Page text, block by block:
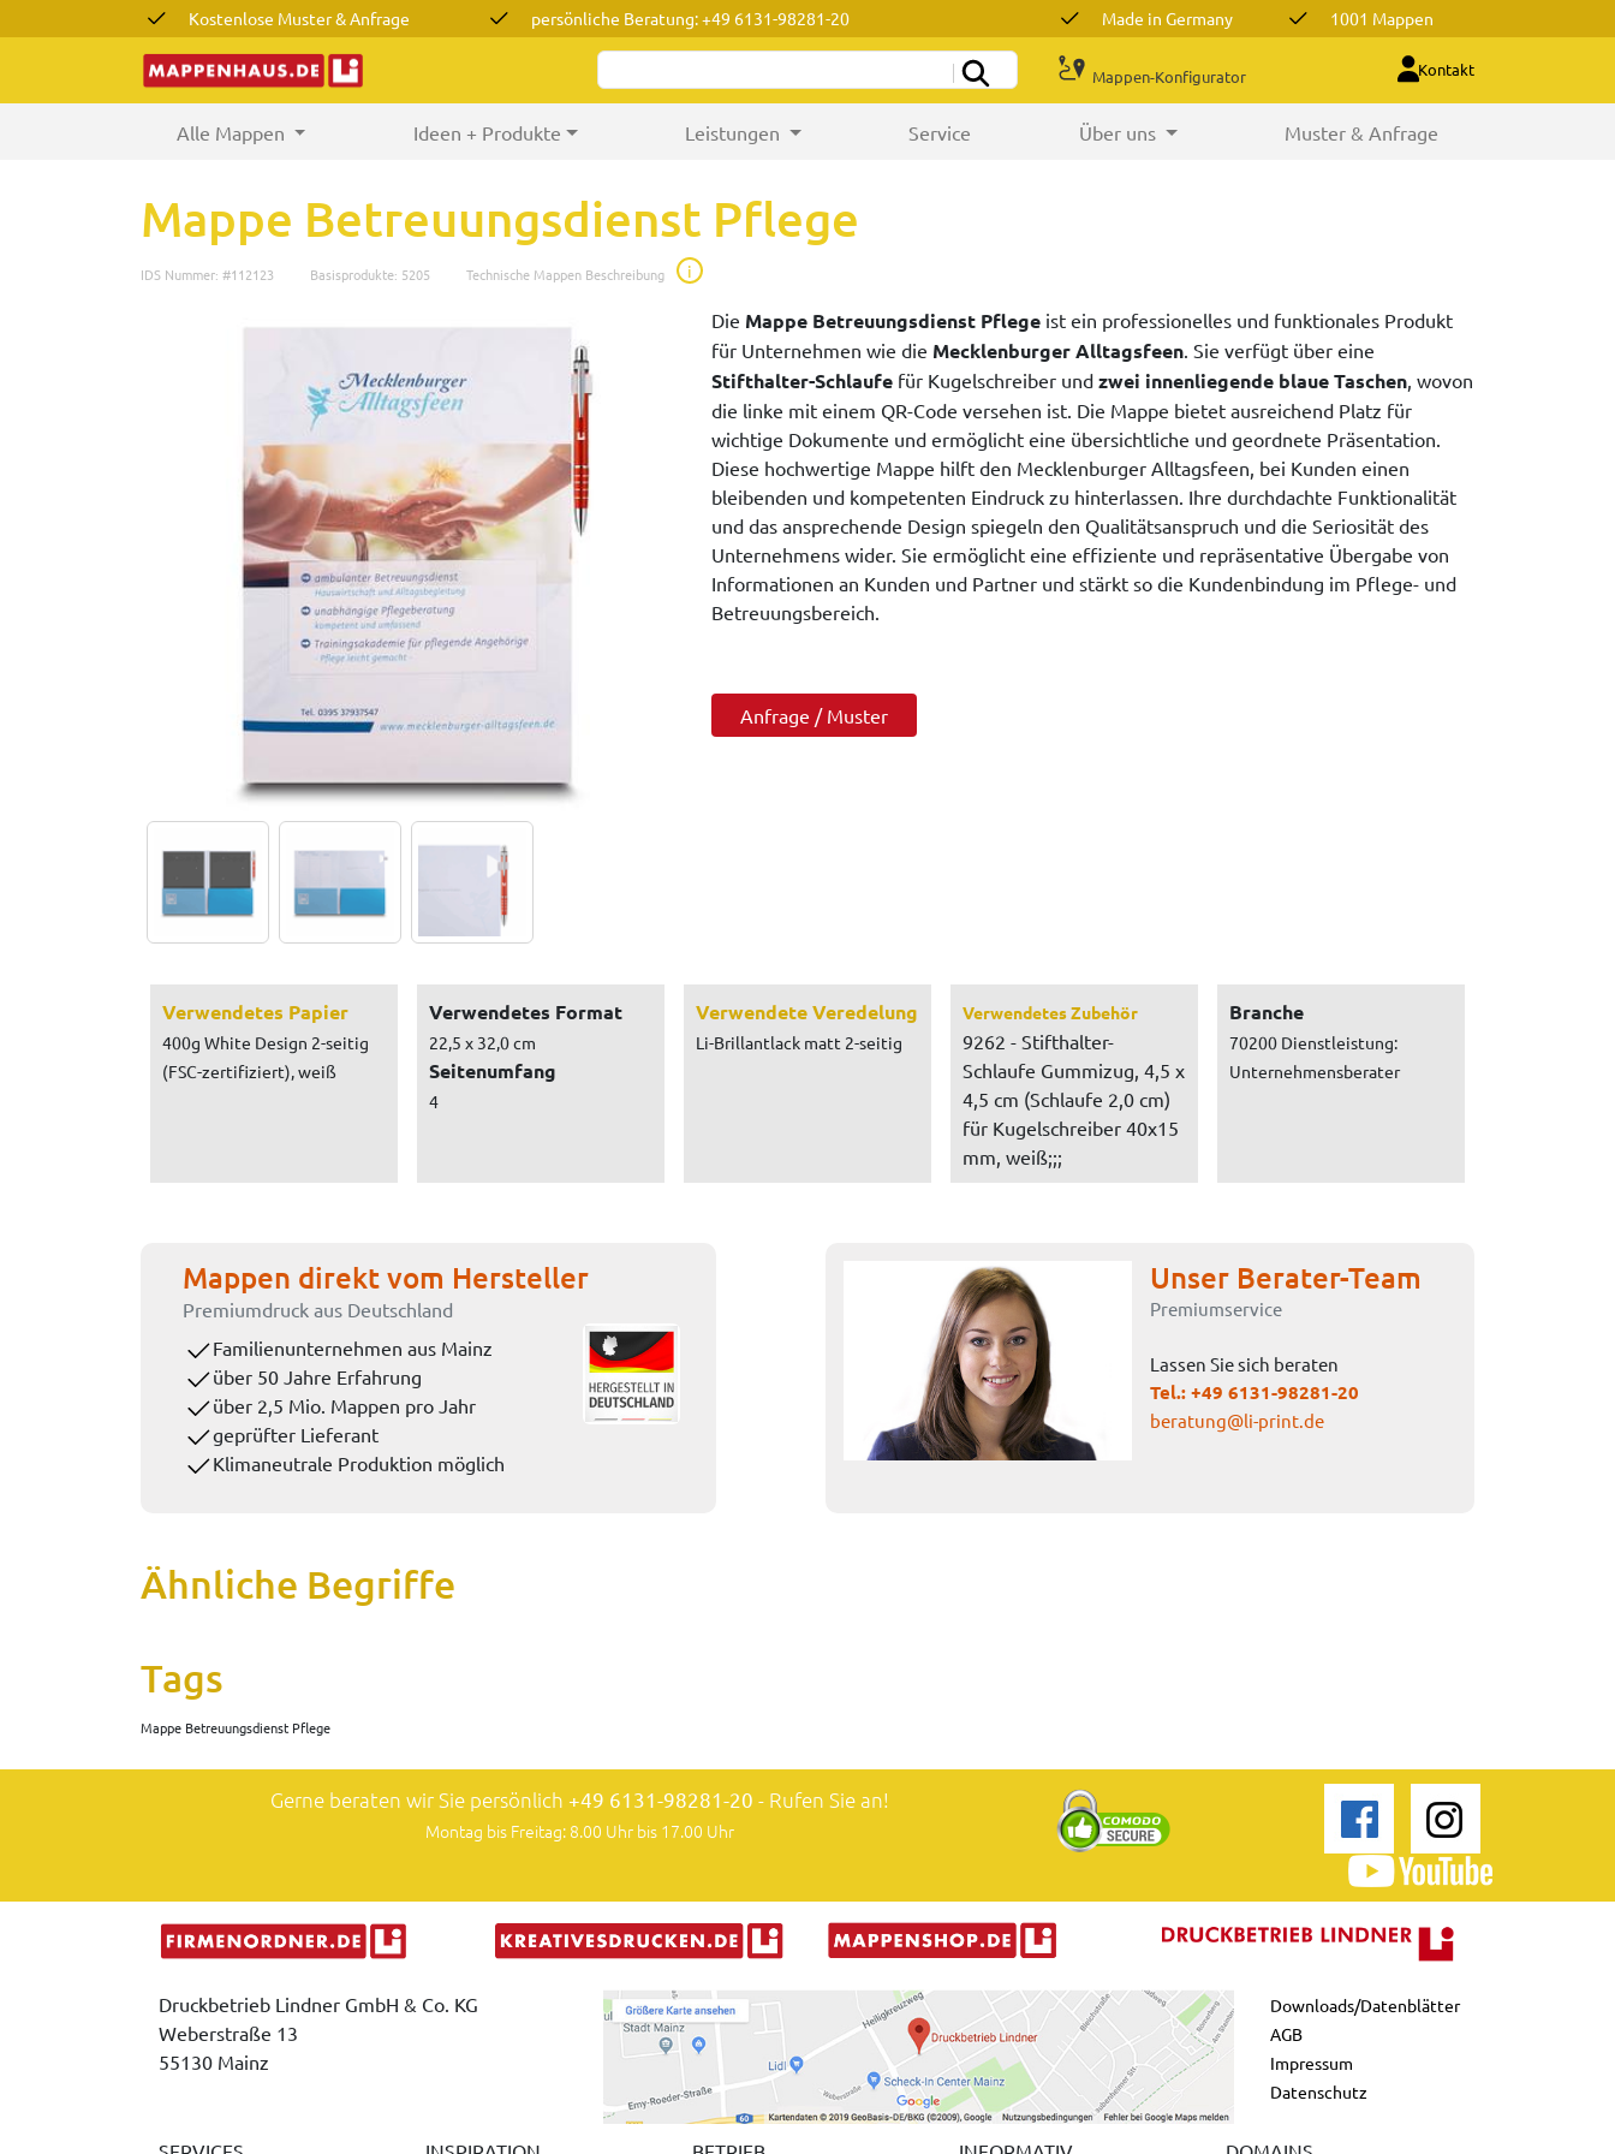
Kostenlose Muster & Anfrage persönliche Beratung: +49 6131-98281-20 Made in Germany 1001 Mappen
Mappen-Konfigurator Kontakt
Alle Mappen (current) Ideen + Produkte Leistungen Service Über uns Muster & Anfrage
Mappe Betreuungsdienst Pflege
IDS Nummer: #112123 Basisprodukte: 5205 Technische Mappen Beschreibung i
Die Mappe Betreuungsdienst Pflege ist ein professionelles und funktionales Produkt
für Unternehmen wie die Mecklenburger Alltagsfeen. Sie verfügt über eine
Stifthalter-Schlaufe für Kugelschreiber und zwei innenliegende blaue Taschen, wovon
die linke mit einem QR-Code versehen ist. Die Mappe bietet ausreichend Platz für
wichtige Dokumente und ermöglicht eine übersichtliche und geordnete Präsentation.
Diese hochwertige Mappe hilft den Mecklenburger Alltagsfeen, bei Kunden einen
bleibenden und kompetenten Eindruck zu hinterlassen. Ihre durchdachte Funktionalität
und das ansprechende Design spiegeln den Qualitätsanspruch und die Seriosität des
Unternehmens wider. Sie ermöglicht eine effiziente und repräsentative Übergabe von
Informationen an Kunden und Partner und stärkt so die Kundenbindung im Pflege- und
Betreuungsbereich.
Anfrage / Muster
Verwendetes Papier
400g White Design 2-seitig
(FSC-zertifiziert), weiß
Verwendetes Format
22,5 x 32,0 cm
Seitenumfang
4
Verwendete Veredelung
Li-Brillantlack matt 2-seitig
Verwendetes Zubehör
9262 - Stifthalter-
Schlaufe Gummizug, 4,5 x
4,5 cm (Schlaufe 2,0 cm)
für Kugelschreiber 40x15
mm, weiß;;;
Branche
70200 Dienstleistung:
Unternehmensberater
Mappen direkt vom Hersteller
Premiumdruck aus Deutschland
Familienunternehmen aus Mainz
über 50 Jahre Erfahrung
über 2,5 Mio. Mappen pro Jahr
geprüfter Lieferant
Klimaneutrale Produktion möglich
Unser Berater-Team
Premiumservice
Lassen Sie sich beraten
Tel.: +49 6131-98281-20
beratung@li-print.de
Ähnliche Begriffe
Tags
Mappe Betreuungsdienst Pflege
Gerne beraten wir Sie persönlich +49 6131-98281-20 - Rufen Sie an!
Montag bis Freitag: 8.00 Uhr bis 17.00 Uhr
Druckbetrieb Lindner GmbH & Co. KG
Weberstraße 13
55130 Mainz
Downloads/Datenblätter
AGB
Impressum
Datenschutz